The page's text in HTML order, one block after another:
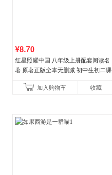
¥8.70
红星照耀中国 八年级上册配套阅读名
著 原著正版全本无删减 初中生初二课
加入购物车
收藏